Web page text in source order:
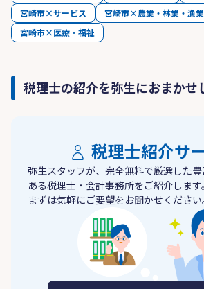
宮崎市×サービス
宮崎市×農業・林業・漁業
宮崎市×医療・福祉
税理士の紹介を弥生におまかせ
税理士紹介サ
弥生スタッフが、完全無料で厳選した
ある税理士・会計事務所をご紹介します。
まずは気軽にご要望をお聞かせください